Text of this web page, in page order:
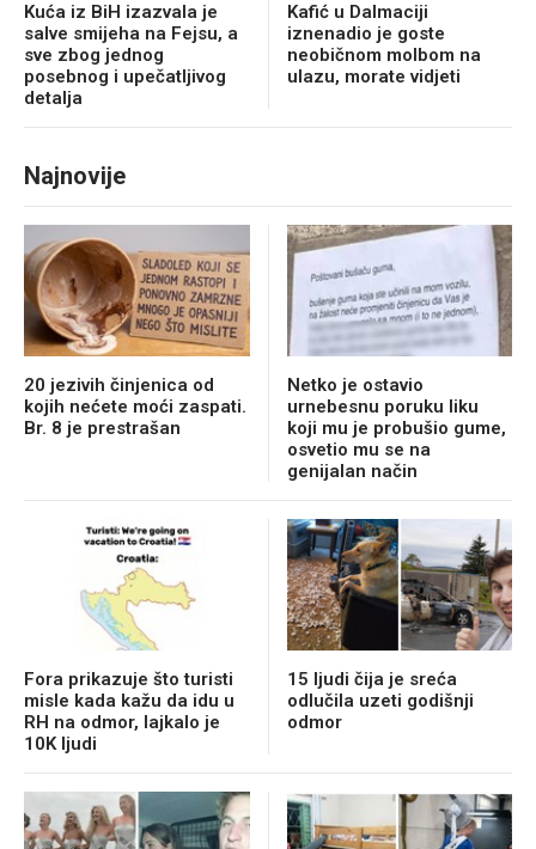
Kuća iz BiH izazvala je
salve smijeha na Fejsu, a
sve zbog jednog
posebnog i upečatljivog
detalja
Kafić u Dalmaciji
iznenadio je goste
neobičnom molbom na
ulazu, morate vidjeti
Najnovije
20 jezivih činjenica od
kojih nećete moći zaspati.
Br. 8 je prestrašan
Netko je ostavio
urnebesnu poruku liku
koji mu je probušio gume,
osvetio mu se na
genijalan način
Fora prikazuje što turisti
misle kada kažu da idu u
RH na odmor, lajkalo je
10K ljudi
15 ljudi čija je sreća
odlučila uzeti godišnji
odmor